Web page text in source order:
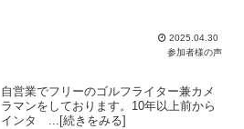
2025.04.30
参加者様の声
自営業でフリーのゴルフライター兼カメ
ラマンをしております。10年以上前から
インタ ...[続きをみる]